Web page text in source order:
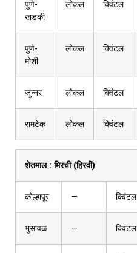
पुणे-
खडकी
लोकल क्विंटल
पुणे-
मोशी
लोकल क्विंटल
जुन्नर लोकल क्विंटल
रामटेक लोकल क्विंटल
शेतमाल :मिरची (हिरवी)
कोल्हापूर — क्विंटल
भुसावळ — क्विंटल